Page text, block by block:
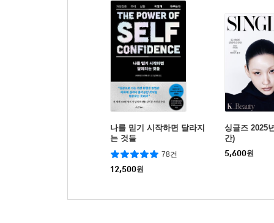
나를 믿기 시작하면 달라지
는 것들
78건
12,500원
싱글즈 2025
간)
5,600원